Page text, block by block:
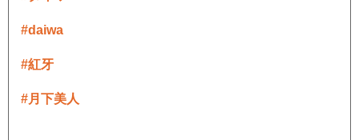
#daiwa
#紅牙
#月下美人